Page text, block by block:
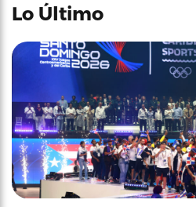
Lo Último